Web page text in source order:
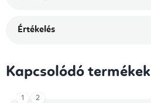
Értékelés
Kapcsolódó termékek
1 2